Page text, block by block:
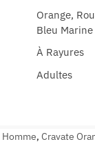
Orange,
Bleu
À Rayures
Adultes
Homme, Cravate